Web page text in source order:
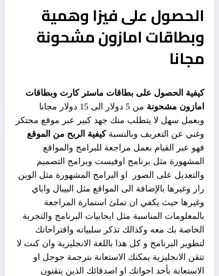
الحصول على فيزا وهمية
وبطاقات امازون مشحونة
مجانا
كيفية الحصول على بطاقات ماستر كارت وبطاقات
امازون مشحونة
من 5 دولار الى 15 دولار مجانا
وبعمل سهل لا يتطلب منك جهد كبير عبر موقع محتكر
وغني عن التعريف وبالنسبةكيفية الربح من الموقع
فهو عبر القيام بعمل مراجعة للبرامج والمواقع
المشهورة مثل برنامج اوفيست وبرامج التصميم
والتعديل على الصور او البرامج المشهورة مثل الوين
رار وغيرها بالإضافة الى المواقع مثل البيبال واباي
وغيرها حيث يكفي ان تملئ استمارة المراجعة
بالمعلومات المناسبة مثل ايجابيات البرنامج والتجربة
الخاصة بك معه وكذالك تذكر سلبياته واقتراحاتك
لتطوير البرنامج و كل هذا باللغة الانجليزية وان كنت لا
تتقن الانجليزية يمكنك الاستعانة بترجمة جوجل او
الاستعانة بأحد اخواتك او اصدقائك الذين يتقنون